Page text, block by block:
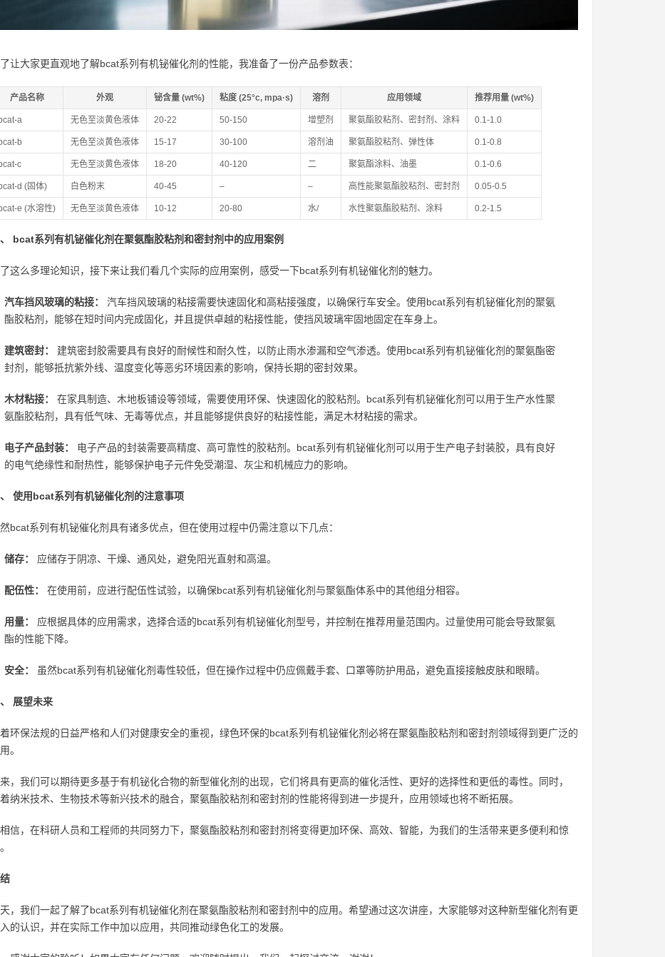
让大家更直观地了解bcat系列有机铋催化剂的性能，我准备了一份产品参数表：
产品名称 外观 铋含量 (wt%) 粘度 (25°c, mpa·s) 溶剂 应用领域 推荐用量 (wt%)
a 无色至淡黄色液体 20-22 50-150 增塑剂 聚氨酯胶粘剂、密封剂、涂料 0.1-1.0
b 无色至淡黄色液体 15-17 30-100 溶剂油 聚氨酯胶粘剂、弹性体 0.1-0.8
c 无色至淡黄色液体 18-20 40-120 二 聚氨酯涂料、油墨 0.1-0.6
d (固体) 白色粉末 40-45 – – 高性能聚氨酯胶粘剂、密封剂 0.05-0.5
e (水溶性) 无色至淡黄色液体 10-12 20-80 水/ 水性聚氨酯胶粘剂、涂料 0.2-1.5
bcat系列有机铋催化剂在聚氨酯胶粘剂和密封剂中的应用案例
这么多理论知识，接下来让我们看几个实际的应用案例，感受一下bcat系列有机铋催化剂的魅力。
汽车挡风玻璃的粘接：
汽车挡风玻璃的粘接需要快速固化和高粘接强度，以确保行车安全。使用bcat系列有机铋催化剂的聚氨
酯胶粘剂，能够在短时间内完成固化，并且提供卓越的粘接性能，使挡风玻璃牢固地固定在车身上。
建筑密封：
建筑密封胶需要具有良好的耐候性和耐久性，以防止雨水渗漏和空气渗透。使用bcat系列有机铋催化剂的聚氨酯密
封剂，能够抵抗紫外线、温度变化等恶劣环境因素的影响，保持长期的密封效果。
木材粘接：
在家具制造、木地板铺设等领域，需要使用环保、快速固化的胶粘剂。bcat系列有机铋催化剂可以用于生产水性聚
氨酯胶粘剂，具有低气味、无毒等优点，并且能够提供良好的粘接性能，满足木材粘接的需求。
电子产品封装：
电子产品的封装需要高精度、高可靠性的胶粘剂。bcat系列有机铋催化剂可以用于生产电子封装胶，具有良好
的电气绝缘性和耐热性，能够保护电子元件免受潮湿、灰尘和机械应力的影响。
使用bcat系列有机铋催化剂的注意事项
bcat系列有机铋催化剂具有诸多优点，但在使用过程中仍需注意以下几点：
储存： 应储存于阴凉、干燥、通风处，避免阳光直射和高温。
配伍性： 在使用前，应进行配伍性试验，以确保bcat系列有机铋催化剂与聚氨酯体系中的其他组分相容。
用量：
应根据具体的应用需求，选择合适的bcat系列有机铋催化剂型号，并控制在推荐用量范围内。过量使用可能会导致聚氨
酯的性能下降。
安全： 虽然bcat系列有机铋催化剂毒性较低，但在操作过程中仍应佩戴手套、口罩等防护用品，避免直接接触皮肤和眼睛。
展望未来
环保法规的日益严格和人们对健康安全的重视，绿色环保的bcat系列有机铋催化剂必将在聚氨酯胶粘剂和密封剂领域得到更广泛的
。
，我们可以期待更多基于有机铋化合物的新型催化剂的出现，它们将具有更高的催化活性、更好的选择性和更低的毒性。同时，
纳米技术、生物技术等新兴技术的融合，聚氨酯胶粘剂和密封剂的性能将得到进一步提升，应用领域也将不断拓展。
信，在科研人员和工程师的共同努力下，聚氨酯胶粘剂和密封剂将变得更加环保、高效、智能，为我们的生活带来更多便利和惊
，我们一起了解了bcat系列有机铋催化剂在聚氨酯胶粘剂和密封剂中的应用。希望通过这次讲座，大家能够对这种新型催化剂有更
的认识，并在实际工作中加以应用，共同推动绿色化工的发展。